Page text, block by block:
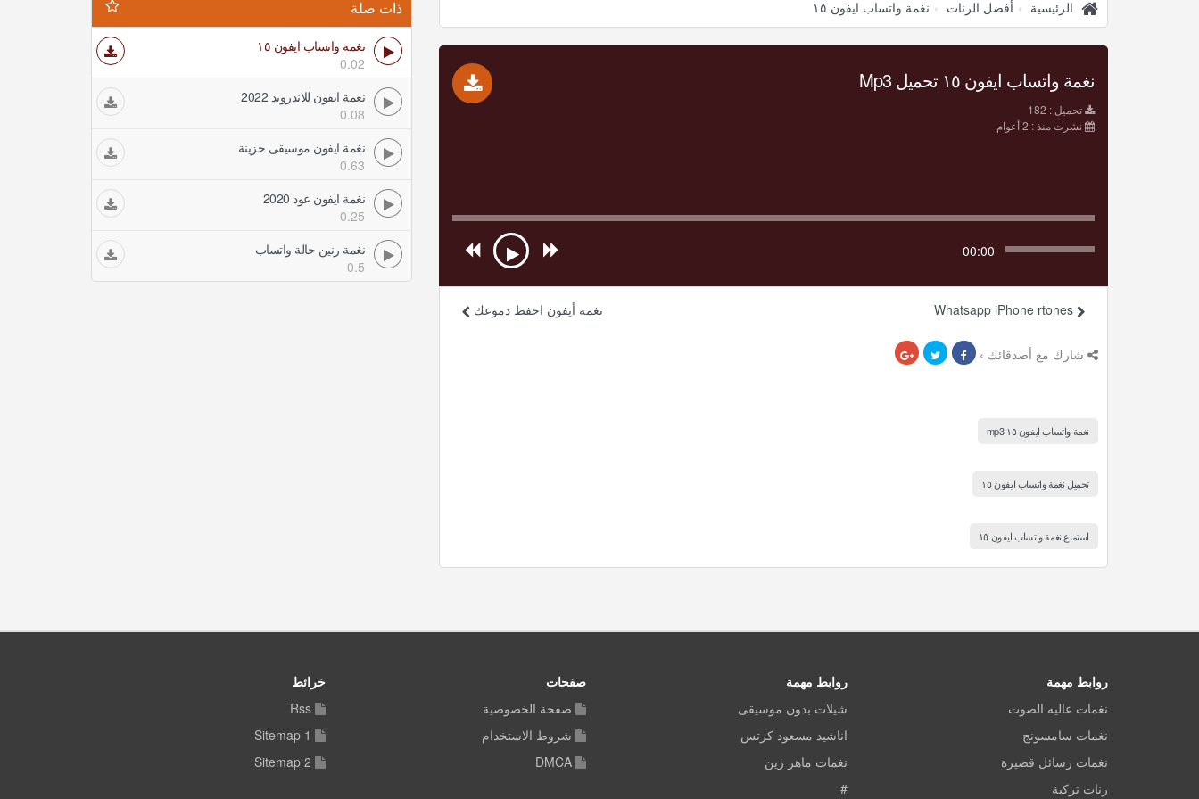
الرئيسية أفضل الرنات نغمة واتساب ايفون ١٥
نغمة واتساب ايفون ١٥ تحميل Mp3
تحميل : 182
نشرت منذ : 2 أعوام
00:00
نغمة أيفون احفظ دموعك
شارك مع أصدقائك ›
نغمة واتساب ايفون ١٥ mp3
تحميل نغمة واتساب ايفون ١٥
استماع نغمة واتساب ايفون ١٥
ذات صلة
نغمة واتساب ايفون ١٥
0.02
نغمة ايفون للاندرويد 2022
0.08
نغمة ايفون موسيقى حزينة
0.63
نغمة ايفون عود 2020
0.25
نغمة رنين حالة واتساب
0.5
روابط مهمة
نغمات عاليه الصوت
نغمات سامسونج
نغمات رسائل قصيرة
رنات تركية
روابط مهمة
شيلات بدون موسيقى
اناشيد مسعود كرتس
نغمات ماهر زين
#
صفحات
صفحة الخصوصية
شروط الاستخدام
DMCA
خرائط
Rss
Sitemap 1
Sitemap 2